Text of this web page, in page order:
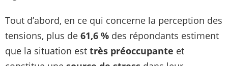
Tout d’abord, en ce qui concerne la perception des
tensions, plus de 61,6 % des répondants estiment
que la situation est très préoccupante et